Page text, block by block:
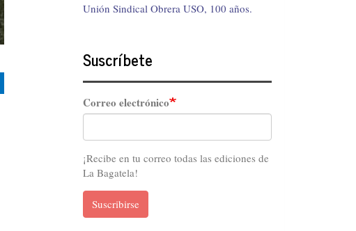
Unión Sindical Obrera USO, 100 años.
Suscríbete
Correo electrónico
¡Recibe en tu correo todas las ediciones de
La Bagatela!
Suscribirse